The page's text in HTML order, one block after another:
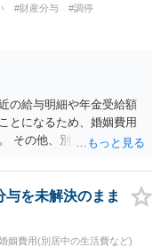
ーンに充当され，残額は
。相談者は，債務に関係
する理由がありません。
すから，離婚自体はこち
る際に，この不動産の経
を受けたかの際に述べて
夫婦間の問題（離婚の問
うな印象を受けました。
談者に向いているように
#財産分与
#調停
の給与明細や年金受給額
とになるため、婚姻費用
その他、別居の経緯、質
を未解決のまま
姻費用(別居中の生活費など)